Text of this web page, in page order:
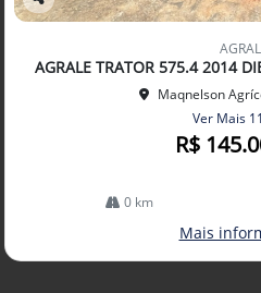
Co
arti
lhe
AGRALE TRATOR 575.4 2014
Maqnelson
Ver Mais
R$
0 km
Mais